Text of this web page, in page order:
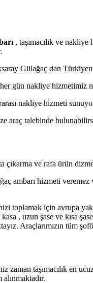
, taşımacılık ve
Gülağaç dan
gün nakliye hizmetimiz
nakliye hizmeti
araç talebinde
çıkarma ve rafa ürün
ambarı hizmeti
toplamak için avrupa
, uzun şase ve kısa
Araçlarımızın tüm
zaman taşımacılık